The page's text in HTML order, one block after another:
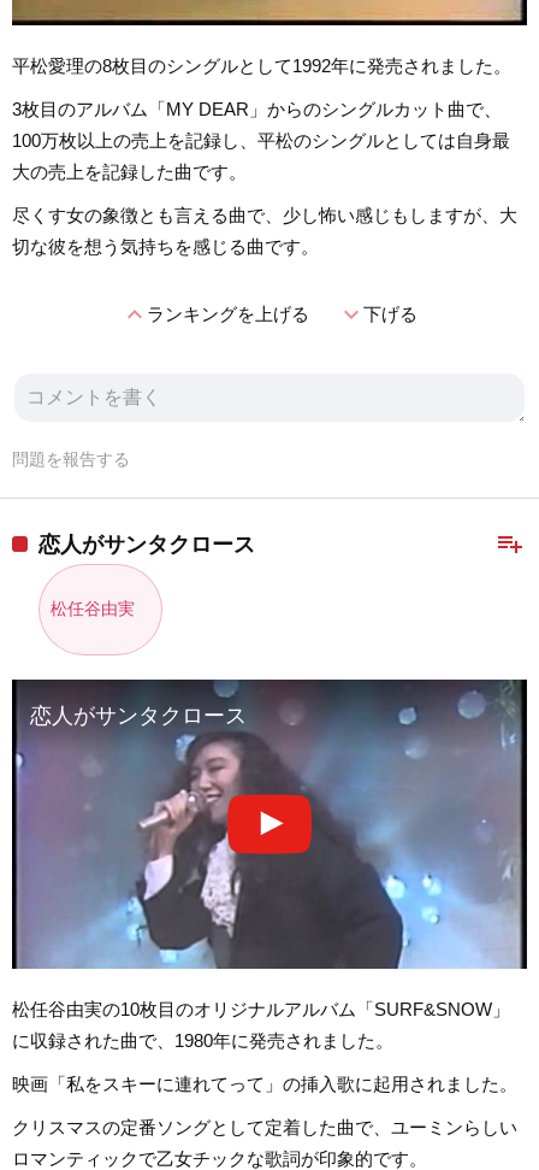
平松愛理の8枚目のシングルとして1992年に発売されました。
3枚目のアルバム「MY DEAR」からのシングルカット曲で、
100万枚以上の売上を記録し、平松のシングルとしては自身最
大の売上を記録した曲です。
尽くす女の象徴とも言える曲で、少し怖い感じもしますが、大
切な彼を想う気持ちを感じる曲です。
expand_lessランキングを上げる expand_more下げる
問題を報告する
playlist_add
恋人がサンタクロース
松任谷由実
恋人がサンタクロース
松任谷由実の10枚目のオリジナルアルバム「SURF&SNOW」
に収録された曲で、1980年に発売されました。
映画「私をスキーに連れてって」の挿入歌に起用されました。
クリスマスの定番ソングとして定着した曲で、ユーミンらしい
ロマンティックで乙女チックな歌詞が印象的です。